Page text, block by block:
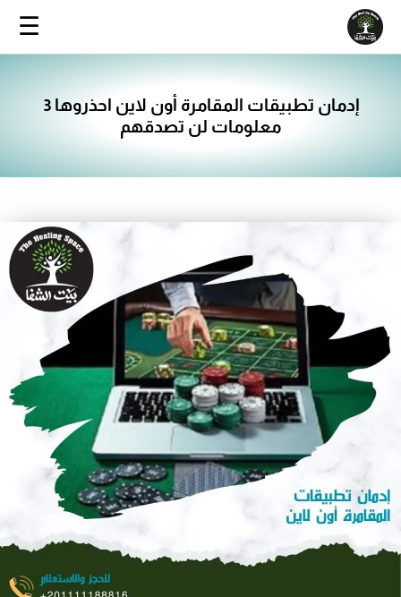
☰
إدمان تطبيقات المقامرة أون لاين احذروها 3
معلومات لن تصدقهم